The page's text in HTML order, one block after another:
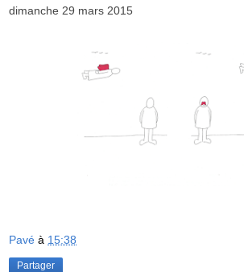
dimanche 29 mars 2015
Pavé à 15:38
Partager